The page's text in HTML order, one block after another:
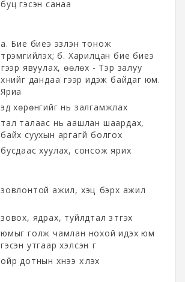
буц гэсэн санаа
а. Бие биеэ эзлэн тонож
түрэмгийлэх; б. Харилцан бие биеэ
үгээр явуулах, өөлөх - Тэр залуу
хүнийг дандаа үгээр идэж байдаг юм.
Яриа
эд хөрөнгийг нь залгамжлах
тал талаас нь аашлан шаардах,
байх суухын аргагүй болгох
бусдаас хуулах, сонсож ярих
зовлонтой ажил, хэцүү бэрх ажил
зовох, ядрах, туйлдтал зүтгэх
юмыг голж чамлан нохой идэх юм
гэсэн утгаар хэлсэн үг
ойр дотнын хүнээ үхүүлэх